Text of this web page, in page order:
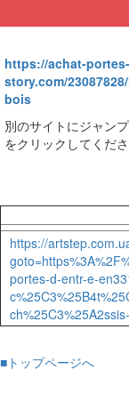
https://achat-
story.com/
bois
別のサイトにジャン
をクリックしてくださ
https://
portes-d-entr-e-
■トップページへ